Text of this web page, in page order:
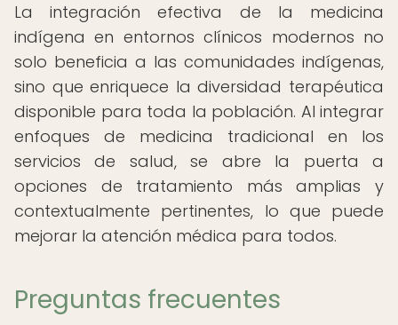
La integración efectiva de la medicina
indígena en entornos clínicos modernos no
solo beneficia a las comunidades indígenas,
sino que enriquece la diversidad terapéutica
disponible para toda la población. Al integrar
enfoques de medicina tradicional en los
servicios de salud, se abre la puerta a
opciones de tratamiento más amplias y
contextualmente pertinentes, lo que puede
mejorar la atención médica para todos.
Preguntas frecuentes